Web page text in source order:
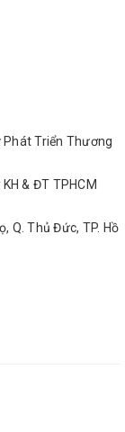
Phát Triển Thương
& ĐT TPHCM
Q. Thủ Đức, TP. Hồ